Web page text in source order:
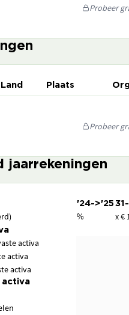
Probeer
Land Plaats
Probeer
jaarrekeningen
'24->'25
% x €
activa
activa
activa